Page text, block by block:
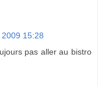
15:28
pas aller au bistro